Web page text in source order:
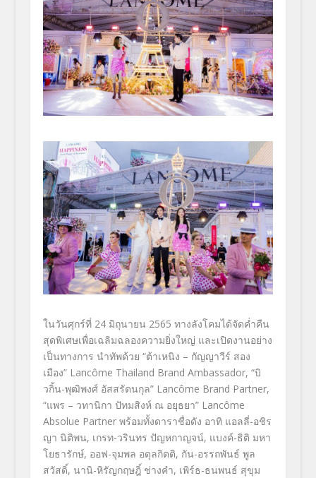
ในวันศุกร์ที่ 24 มิถุนายน 2565 ทางลังโคมได้จัดค่ำคืน
สุดพิเศษเพื่อเฉลิมฉลองความยิ่งใหญ่ และเปิดงานอย่าง
เป็นทางการ นำทัพด้วย “ต้าเหนิง – กัญญาวีร์ สอง
เมือง” Lancôme Thailand Brand Ambassador, “บิ
วกิ้น-พุฒิพงศ์ อัสสรัตนกุล” Lancôme Brand Partner,
“แพร – วทานิกา ปัทมสิงห์ ณ อยุธยา” Lancôme
Absolue Partner พร้อมทั้งดาราชื่อดัง อาทิ แอลลี่-อชิร
ญา นิติพน, เกรท-วรินทร ปัญหกาญจน์, แบงค์-ธิติ มหา
โยธารักษ์, ออฟ-จุมพล อดุลกิตติ, กัน-อรรถพันธ์ พูล
สวัสดิ์, นานิ-หิรัญกฤษฎิ์ ช่างคำ, เพิร์ธ-ธนพนธ์ สุขุม